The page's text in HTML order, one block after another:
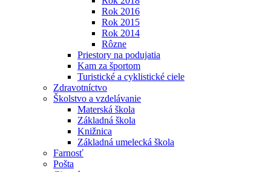
Rok 2016
Rok 2015
Rok 2014
Rôzne
Priestory na podujatia
Kam za športom
Turistické a cyklistické ciele
Zdravotníctvo
Školstvo a vzdelávanie
Materská škola
Základná škola
Knižnica
Základná umelecká škola
Farnosť
Pošta